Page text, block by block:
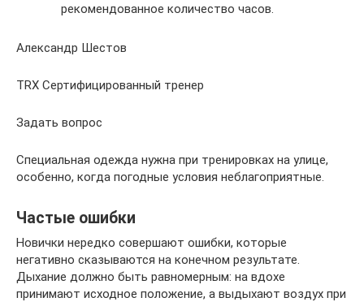
рекомендованное количество часов.
Александр Шестов
TRX Сертифицированный тренер
Задать вопрос
Специальная одежда нужна при тренировках на улице,
особенно, когда погодные условия неблагоприятные.
Частые ошибки
Новички нередко совершают ошибки, которые
негативно сказываются на конечном результате.
Дыхание должно быть равномерным: на вдохе
принимают исходное положение, а выдыхают воздух при